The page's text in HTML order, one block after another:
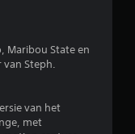
6
Maribou State en
Steph.
van het
met